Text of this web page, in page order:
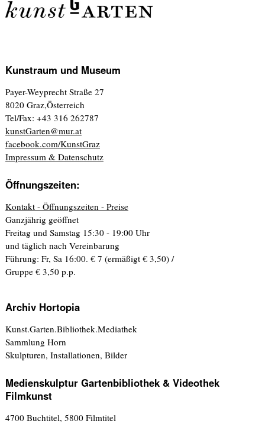
Kunstraum und Museum
Payer-Weyprecht Straße 27
8020 Graz,Österreich
Tel/Fax: +43 316 262787
kunstGarten@mur.at
facebook.com/KunstGraz
Impressum & Datenschutz
Öffnungszeiten:
Kontakt - Öffnungszeiten - Preise
Ganzjährig geöffnet
Freitag und Samstag 15:30 - 19:00 Uhr
und täglich nach Vereinbarung
Führung: Fr, Sa 16:00. € 7 (ermäßigt € 3,50) /
Gruppe € 3,50 p.p.
Archiv Hortopia
Kunst.Garten.Bibliothek.Mediathek
Sammlung Horn
Skulpturen, Installationen, Bilder
Medienskulptur Gartenbibliothek & Videothek
Filmkunst
4700 Buchtitel, 5800 Filmtitel